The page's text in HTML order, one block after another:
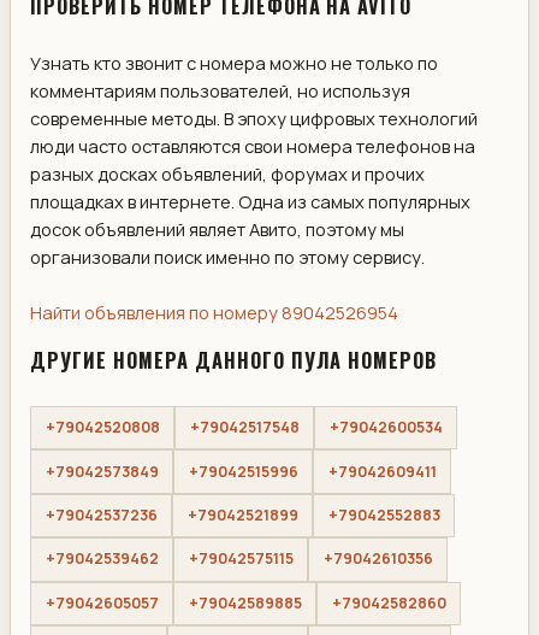
ПРОВЕРИТЬ НОМЕР ТЕЛЕФОНА НА AVITO
Узнать кто звонит с номера можно не только по
комментариям пользователей, но используя
современные методы. В эпоху цифровых технологий
люди часто оставляются свои номера телефонов на
разных досках объявлений, форумах и прочих
площадках в интернете. Одна из самых популярных
досок объявлений являет Авито, поэтому мы
организовали поиск именно по этому сервису.
Найти объявления по номеру 89042526954
ДРУГИЕ НОМЕРА ДАННОГО ПУЛА НОМЕРОВ
+79042520808 +79042517548 +79042600534
+79042573849 +79042515996 +79042609411
+79042537236 +79042521899 +79042552883
+79042539462 +79042575115 +79042610356
+79042605057 +79042589885 +79042582860